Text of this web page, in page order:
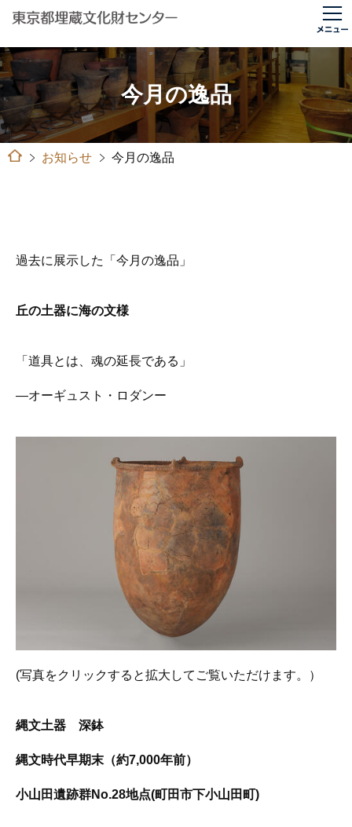
今月の逸品
お知らせ 今月の逸品
過去に展示した「今月の逸品」
丘の土器に海の文様
「道具とは、魂の延長である」
―オーギュスト・ロダンー
(写真をクリックすると拡大してご覧いただけます。）
縄文土器 深鉢
縄文時代早期末（約7,000年前）
小山田遺跡群No.28地点(町田市下小山田町)